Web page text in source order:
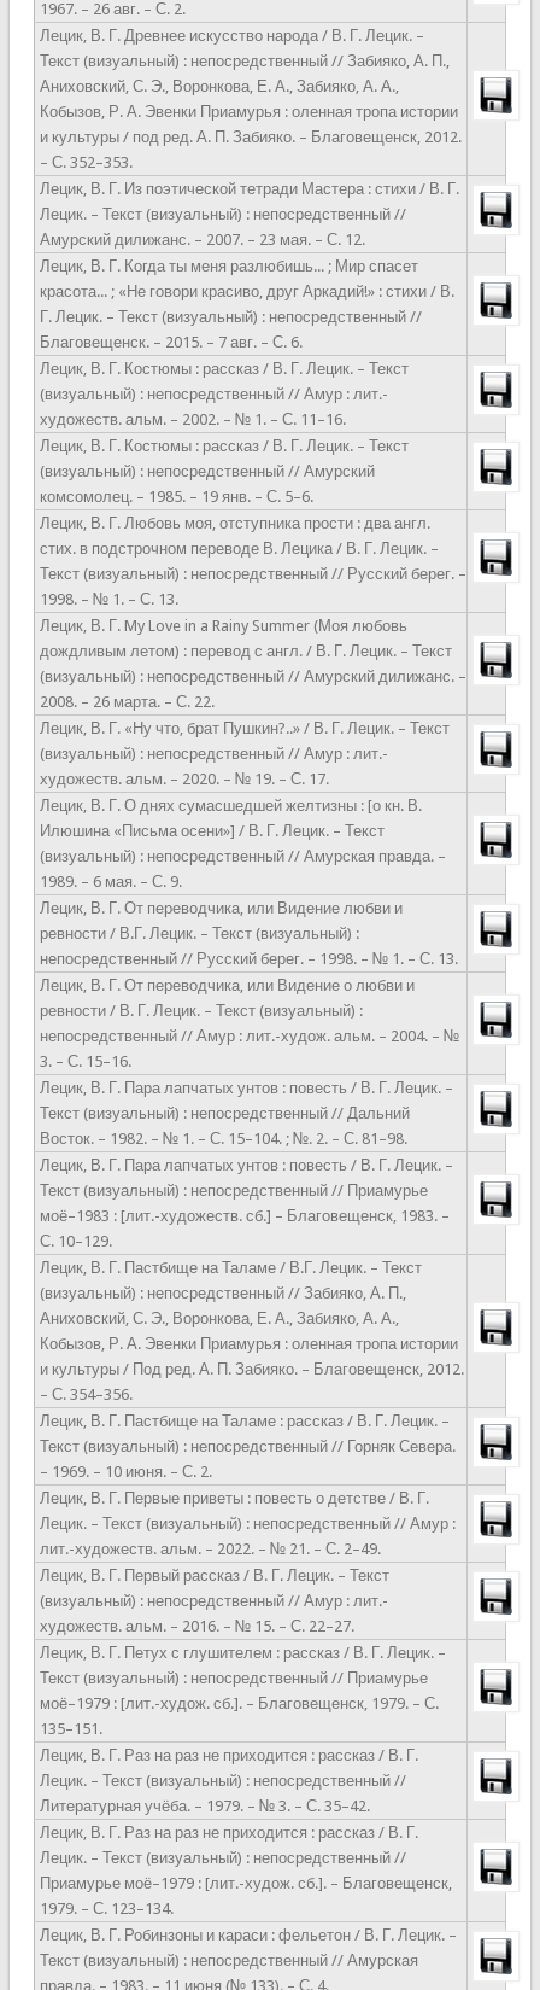
1967. – 26 авг. – С. 2.
Лецик, В. Г. Древнее искусство народа / В. Г. Лецик. –
Текст (визуальный) : непосредственный // Забияко, А. П.,
Аниховский, С. Э., Воронкова, Е. А., Забияко, А. А.,
Кобызов, Р. А. Эвенки Приамурья : оленная тропа истории
и культуры / под ред. А. П. Забияко. – Благовещенск, 2012.
– С. 352–353.
Лецик, В. Г. Из поэтической тетради Мастера : стихи / В. Г.
Лецик. – Текст (визуальный) : непосредственный //
Амурский дилижанс. – 2007. – 23 мая. – С. 12.
Лецик, В. Г. Когда ты меня разлюбишь... ; Мир спасет
красота... ; «Не говори красиво, друг Аркадий!» : стихи / В.
Г. Лецик. – Текст (визуальный) : непосредственный //
Благовещенск. – 2015. – 7 авг. – С. 6.
Лецик, В. Г. Костюмы : рассказ / В. Г. Лецик. – Текст
(визуальный) : непосредственный // Амур : лит.-
художеств. альм. – 2002. – № 1. – С. 11–16.
Лецик, В. Г. Костюмы : рассказ / В. Г. Лецик. – Текст
(визуальный) : непосредственный // Амурский
комсомолец. – 1985. – 19 янв. – С. 5–6.
Лецик, В. Г. Любовь моя, отступника прости : два англ.
стих. в подстрочном переводе В. Лецика / В. Г. Лецик. –
Текст (визуальный) : непосредственный // Русский берег. –
1998. – № 1. – С. 13.
Лецик, В. Г. My Love in a Rainy Summer (Моя любовь
дождливым летом) : перевод с англ. / В. Г. Лецик. – Текст
(визуальный) : непосредственный // Амурский дилижанс. –
2008. – 26 марта. – С. 22.
Лецик, В. Г. «Ну что, брат Пушкин?..» / В. Г. Лецик. – Текст
(визуальный) : непосредственный // Амур : лит.-
художеств. альм. – 2020. – № 19. – С. 17.
Лецик, В. Г. О днях сумасшедшей желтизны : [о кн. В.
Илюшина «Письма осени»] / В. Г. Лецик. – Текст
(визуальный) : непосредственный // Амурская правда. –
1989. – 6 мая. – С. 9.
Лецик, В. Г. От переводчика, или Видение любви и
ревности / В.Г. Лецик. – Текст (визуальный) :
непосредственный // Русский берег. – 1998. – № 1. – С. 13.
Лецик, В. Г. От переводчика, или Видение о любви и
ревности / В. Г. Лецик. – Текст (визуальный) :
непосредственный // Амур : лит.-худож. альм. – 2004. – №
3. – С. 15–16.
Лецик, В. Г. Пара лапчатых унтов : повесть / В. Г. Лецик. –
Текст (визуальный) : непосредственный // Дальний
Восток. – 1982. – № 1. – С. 15–104. ; №. 2. – С. 81–­98.
Лецик, В. Г. Пара лапчатых унтов : повесть / В. Г. Лецик. –
Текст (визуальный) : непосредственный // Приамурье
моё–1983 : [лит.-художеств. сб.] – Благовещенск, 1983. –
С. 10–129.
Лецик, В. Г. Пастбище на Таламе / В.Г. Лецик. – Текст
(визуальный) : непосредственный // Забияко, А. П.,
Аниховский, С. Э., Воронкова, Е. А., Забияко, А. А.,
Кобызов, Р. А. Эвенки Приамурья : оленная тропа истории
и культуры / Под ред. А. П. Забияко. – Благовещенск, 2012.
– С. 354–356.
Лецик, В. Г. Пастбище на Таламе : рассказ / В. Г. Лецик. –
Текст (визуальный) : непосредственный // Горняк Севера.
– 1969. – 10 июня. – С. 2.
Лецик, В. Г. Первые приветы : повесть о детстве / В. Г.
Лецик. – Текст (визуальный) : непосредственный // Амур :
лит.-художеств. альм. – 2022. – № 21. – С. 2–49.
Лецик, В. Г. Первый рассказ / В. Г. Лецик. – Текст
(визуальный) : непосредственный // Амур : лит.-
художеств. альм. – 2016. – № 15. – С. 22–27.
Лецик, В. Г. Петух с глушителем : рассказ / В. Г. Лецик. –
Текст (визуальный) : непосредственный // Приамурье
моё–1979 : [лит.-худож. сб.]. – Благовещенск, 1979. – С.
135–151.
Лецик, В. Г. Раз на раз не приходится : рассказ / В. Г.
Лецик. – Текст (визуальный) : непосредственный //
Литературная учёба. – 1979. – № 3. – С. 35–42.
Лецик, В. Г. Раз на раз не приходится : рассказ / В. Г.
Лецик. – Текст (визуальный) : непосредственный //
Приамурье моё–1979 : [лит.-худож. сб.]. – Благовещенск,
1979. – С. 123–134.
Лецик, В. Г. Робинзоны и караси : фельетон / В. Г. Лецик. –
Текст (визуальный) : непосредственный // Амурская
правда. – 1983. – 11 июня (№ 133). – С. 4.